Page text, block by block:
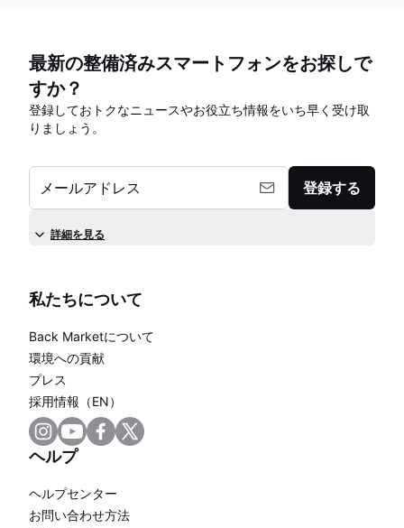
最新の整備済みスマートフォンをお探しで
すか？
登録しておトクなニュースやお役立ち情報をいち早く受け取
りましょう。
メールアドレス 登録する
詳細を見る
私たちについて
Back Marketについて
環境への貢献
プレス
採用情報（EN）
ヘルプ
ヘルプセンター
お問い合わせ方法